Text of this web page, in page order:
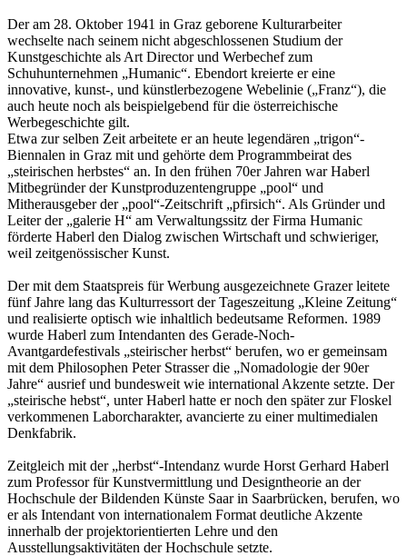
Der am 28. Oktober 1941 in Graz geborene Kulturarbeiter
wechselte nach seinem nicht abgeschlossenen Studium der
Kunstgeschichte als Art Director und Werbechef zum
Schuhunternehmen „Humanic“. Ebendort kreierte er eine
innovative, kunst-, und künstlerbezogene Webelinie („Franz“), die
auch heute noch als beispielgebend für die österreichische
Werbegeschichte gilt.
Etwa zur selben Zeit arbeitete er an heute legendären „trigon“-
Biennalen in Graz mit und gehörte dem Programmbeirat des
„steirischen herbstes“ an. In den frühen 70er Jahren war Haberl
Mitbegründer der Kunstproduzentengruppe „pool“ und
Mitherausgeber der „pool“-Zeitschrift „pfirsich“. Als Gründer und
Leiter der „galerie H“ am Verwaltungssitz der Firma Humanic
förderte Haberl den Dialog zwischen Wirtschaft und schwieriger,
weil zeitgenössischer Kunst.
Der mit dem Staatspreis für Werbung ausgezeichnete Grazer leitete
fünf Jahre lang das Kulturressort der Tageszeitung „Kleine Zeitung“
und realisierte optisch wie inhaltlich bedeutsame Reformen. 1989
wurde Haberl zum Intendanten des Gerade-Noch-
Avantgardefestivals „steirischer herbst“ berufen, wo er gemeinsam
mit dem Philosophen Peter Strasser die „Nomadologie der 90er
Jahre“ ausrief und bundesweit wie international Akzente setzte. Der
„steirische hebst“, unter Haberl hatte er noch den später zur Floskel
verkommenen Laborcharakter, avancierte zu einer multimedialen
Denkfabrik.
Zeitgleich mit der „herbst“-Intendanz wurde Horst Gerhard Haberl
zum Professor für Kunstvermittlung und Designtheorie an der
Hochschule der Bildenden Künste Saar in Saarbrücken, berufen, wo
er als Intendant von internationalem Format deutliche Akzente
innerhalb der projektorientierten Lehre und den
Ausstellungsaktivitäten der Hochschule setzte.